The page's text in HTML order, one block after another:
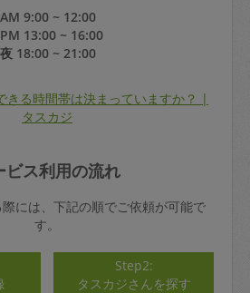
9:00 ~ 12:00
13:00 ~ 16:00
18:00 ~ 21:00
きる時間帯は決まっていますか？ |
タスカジ
ビス利用の流れ
には、下記の順でご依頼が可能で
す。
Step2:
タスカジさんを探す